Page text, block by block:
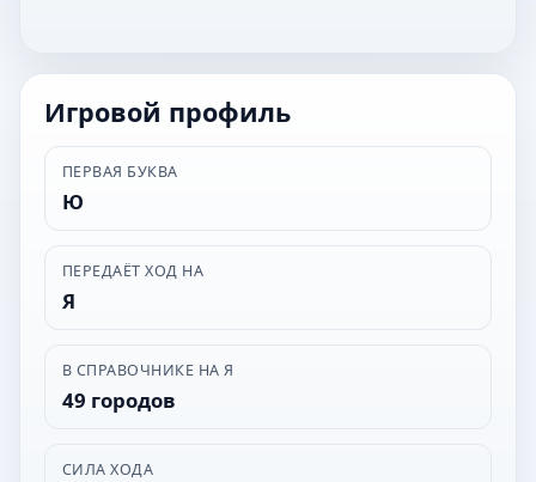
Игровой профиль
ПЕРВАЯ БУКВА
Ю
ПЕРЕДАЁТ ХОД НА
Я
В СПРАВОЧНИКЕ НА Я
49 городов
СИЛА ХОДА